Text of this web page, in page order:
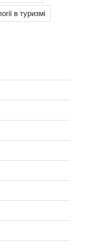
в туризмі